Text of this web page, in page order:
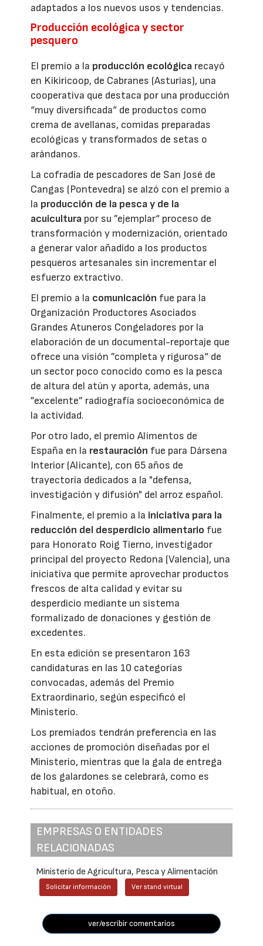
adaptados a los nuevos usos y tendencias.
Producción ecológica y sector
pesquero
El premio a la producción ecológica recayó
en Kikiricoop, de Cabranes (Asturias), una
cooperativa que destaca por una producción
“muy diversificada“ de productos como
crema de avellanas, comidas preparadas
ecológicas y transformados de setas o
arándanos.
La cofradía de pescadores de San José de
Cangas (Pontevedra) se alzó con el premio a
la producción de la pesca y de la
acuicultura por su ”ejemplar“ proceso de
transformación y modernización, orientado
a generar valor añadido a los productos
pesqueros artesanales sin incrementar el
esfuerzo extractivo.
El premio a la comunicación fue para la
Organización Productores Asociados
Grandes Atuneros Congeladores por la
elaboración de un documental-reportaje que
ofrece una visión ”completa y rigurosa“ de
un sector poco conocido como es la pesca
de altura del atún y aporta, además, una
”excelente” radiografía socioeconómica de
la actividad.
Por otro lado, el premio Alimentos de
España en la restauración fue para Dársena
Interior (Alicante), con 65 años de
trayectoria dedicados a la "defensa,
investigación y difusión" del arroz español.
Finalmente, el premio a la iniciativa para la
reducción del desperdicio alimentario fue
para Honorato Roig Tierno, investigador
principal del proyecto Redona (Valencia), una
iniciativa que permite aprovechar productos
frescos de alta calidad y evitar su
desperdicio mediante un sistema
formalizado de donaciones y gestión de
excedentes.
En esta edición se presentaron 163
candidaturas en las 10 categorías
convocadas, además del Premio
Extraordinario, según especificó el
Ministerio.
Los premiados tendrán preferencia en las
acciones de promoción diseñadas por el
Ministerio, mientras que la gala de entrega
de los galardones se celebrará, como es
habitual, en otoño.
EMPRESAS O ENTIDADES
RELACIONADAS
Ministerio de Agricultura, Pesca y Alimentación
Solicitar información Ver stand virtual
ver/escribir comentarios